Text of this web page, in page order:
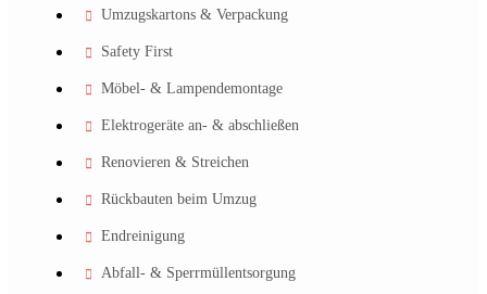
Umzugskartons & Verpackung
Safety First
Möbel- & Lampendemontage
Elektrogeräte an- & abschließen
Renovieren & Streichen
Rückbauten beim Umzug
Endreinigung
Abfall- & Sperrmüllentsorgung